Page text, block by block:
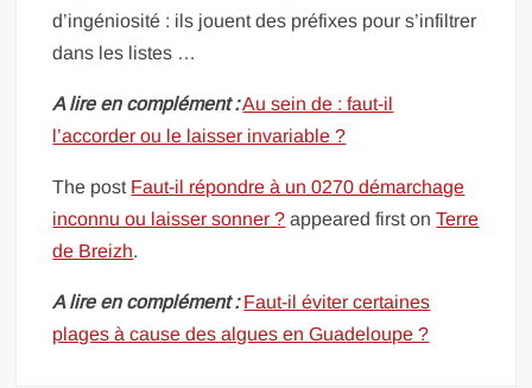
d’ingéniosité : ils jouent des préfixes pour s’infiltrer
dans les listes …
A lire en complément :Au sein de : faut-il
l’accorder ou le laisser invariable ?
The post Faut-il répondre à un 0270 démarchage
inconnu ou laisser sonner ? appeared first onTerre
de Breizh.
A lire en complément : Faut-il éviter certaines
plages à cause des algues en Guadeloupe ?